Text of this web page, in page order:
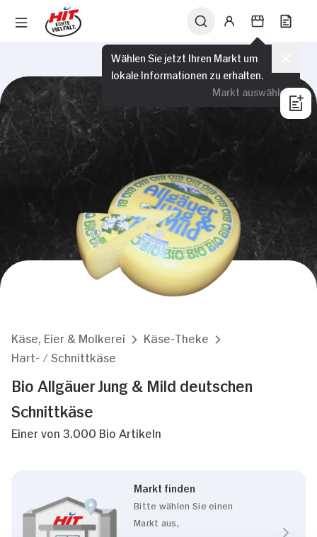
Wählen Sie jetzt Ihren Markt um
lokale Informationen zu erhalten.
Markt auswählen
Käse, Eier & Molkerei
Käse-Theke
Hart- / Schnittkäse
Bio Allgäuer Jung & Mild deutschen
Schnittkäse
Einer von 3.000 Bio Artikeln
Markt finden
Bitte wählen Sie einen
Markt aus,